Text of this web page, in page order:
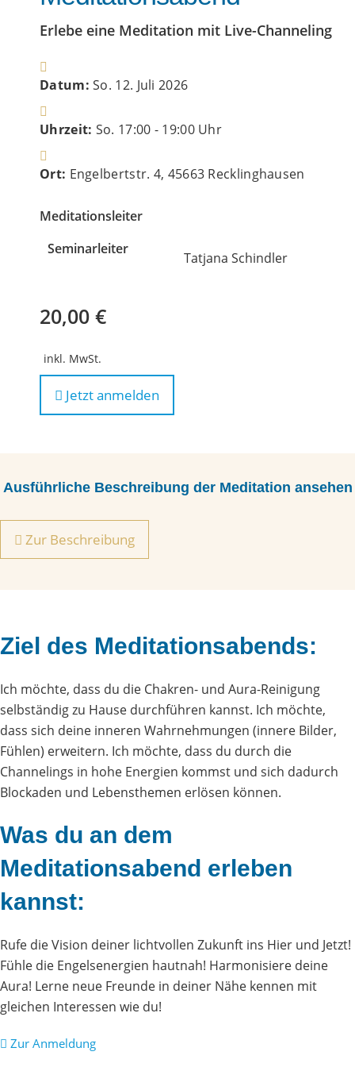
Erlebe eine Meditation mit Live-Channeling
Datum:So. 12. Juli 2026
Uhrzeit: So. 17:00 - 19:00 Uhr
Ort: Engelbertstr. 4, 45663 Recklinghausen
Meditationsleiter
Seminarleiter
Tatjana Schindler
20,00 €
inkl. MwSt.
Jetzt anmelden
Ausführliche Beschreibung der Meditation ansehen
Zur Beschreibung
Ziel des Meditationsabends:
Ich möchte, dass du die Chakren- und Aura-Reinigung
selbständig zu Hause durchführen kannst. Ich möchte,
dass sich deine inneren Wahrnehmungen (innere Bilder,
Fühlen) erweitern. Ich möchte, dass du durch die
Channelings in hohe Energien kommst und sich dadurch
Blockaden und Lebensthemen erlösen können.
Was du an dem
Meditationsabend erleben
kannst:
Rufe die Vision deiner lichtvollen Zukunft ins Hier und Jetzt!
Fühle die Engelsenergien hautnah! Harmonisiere deine
Aura! Lerne neue Freunde in deiner Nähe kennen mit
gleichen Interessen wie du!
Zur Anmeldung